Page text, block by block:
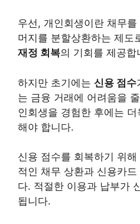
우선, 개인회생이란 채무를
머지를 분할상환하는 제도
재정 회복의 기회를 제공합
하지만 초기에는 신용 점수
는 금융 거래에 어려움을
인회생을 경험한 후에는
해야 합니다.
신용 점수를 회복하기 위
적인 채무 상환과 신용카
다. 적절한 이용과 납부가
됩니다.